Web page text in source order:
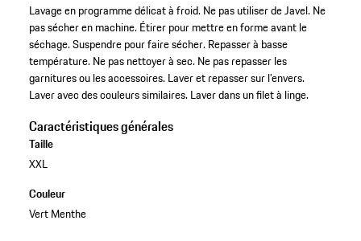
Lavage en programme délicat à froid. Ne pas utiliser de Javel. Ne
pas sécher en machine. Étirer pour mettre en forme avant le
séchage. Suspendre pour faire sécher. Repasser à basse
température. Ne pas nettoyer à sec. Ne pas repasser les
garnitures ou les accessoires. Laver et repasser sur l’envers.
Laver avec des couleurs similaires. Laver dans un filet à linge.
Caractéristiques générales
Taille
XXL
Couleur
Vert Menthe